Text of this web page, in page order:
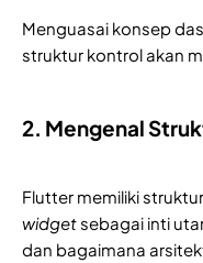
Menguasai konsep
struktur kontrol akan
2. Mengenal
Flutter memiliki
widgetsebagai inti
dan bagaimana